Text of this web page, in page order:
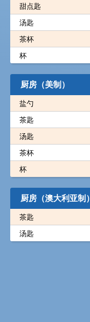
甜点匙
汤匙
茶杯
杯
厨房（美制）
盐勺
茶匙
汤匙
茶杯
杯
厨房（澳大利亚制）
茶匙
汤匙